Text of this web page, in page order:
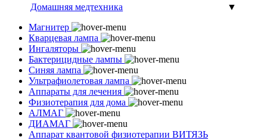
Домашняя медтехника
▼
Магнитер
Кварцевая лампа
Ингаляторы
Бактерицидные лампы
Синяя лампа
Ультрафиолетовая лампа
Аппараты для лечения
Физиотерапия для дома
АЛМАГ
ДИАМАГ
Аппарат квантовой физиотерапии ВИТЯЗЬ